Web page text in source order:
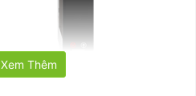
Xem Thêm